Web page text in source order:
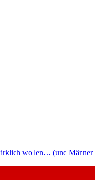
wollen… (und Männer